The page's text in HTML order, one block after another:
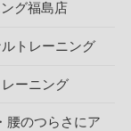
グ福島店
トレーニング
ーニング
腰のつらさにア